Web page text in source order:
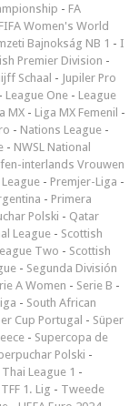
- FA
FIFA Women's World
Bajnokság NB 1 - I
Premier Division -
Schaal - Jupiler Pro
- League One - League
MX - Liga MX Femenil -
- Nations League -
- NWSL National
interlands Vrouwen
- Premjer-Liga -
- Primera
Polski - Qatar
League - Scottish
Two - Scottish
- Segunda División
A Women - Serie B -
- South African
Cup Portugal - Süper
- Supercopa de
Polski -
Thai League 1 -
1. Lig - Tweede